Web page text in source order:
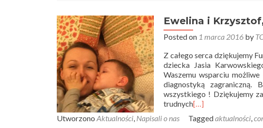
Ewelina i
Posted on 1 marca 2016 by
Z całego serca dziękujemy
dziecka Jasia
Waszemu wsparciu
diagnostyką zagraniczną.
wszystkiego ! Dziękujemy
trudnych[…]
Utworzono Aktualności, Napisali o nas Taggedaktualności,